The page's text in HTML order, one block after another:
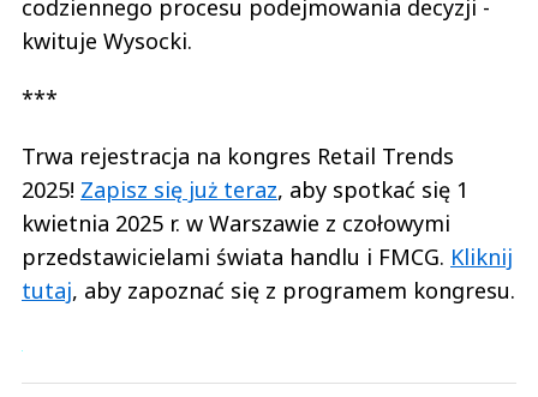
codziennego procesu podejmowania decyzji -
kwituje Wysocki.
***
Trwa rejestracja na kongres Retail Trends
2025! Zapisz się już teraz, aby spotkać się 1
kwietnia 2025 r. w Warszawie z czołowymi
przedstawicielami świata handlu i FMCG. Kliknij
tutaj, aby zapoznać się z programem kongresu.